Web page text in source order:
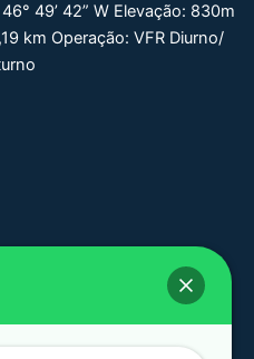
49’ 42” W Elevação: 830m
km Operação: VFR Diurno/